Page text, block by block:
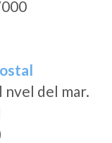
del mar.